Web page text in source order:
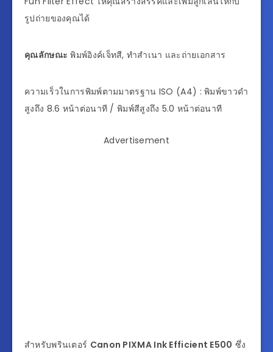
รูปถ่ายของคุณได้
คุณลักษณะ พิมพ์อิงค์เจ็ทสี, ทำสำเนา และถ่ายเอกสาร
ความเร็วในการพิมพ์ตามมาตรฐาน ISO (A4) : พิมพ์ขาวดำ
สูงถึง 8.6 หน้าต่อนาที / พิมพ์สีสูงถึง 5.0 หน้าต่อนาที
Advertisement
สำหรับพรินเตอร์ Canon PIXMA Ink Efficient E500 ซึ่ง